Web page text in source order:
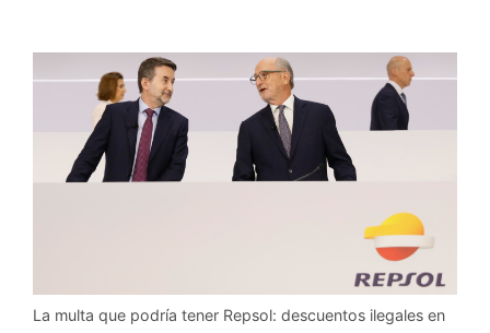
La multa que podría tener Repsol: descuentos ilegales en